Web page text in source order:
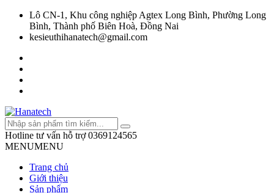
Lô CN-1, Khu công nghiệp Agtex Long Bình, Phường Long
Bình, Thành phố Biên Hoà, Đồng Nai
kesieuthihanatech@gmail.com
Hotline tư vấn hỗ trợ 0369124565
MENUMENU
Trang chủ
Giới thiệu
Sản phẩm